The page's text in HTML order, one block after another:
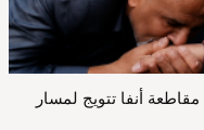
أنفا تتويج لمسار